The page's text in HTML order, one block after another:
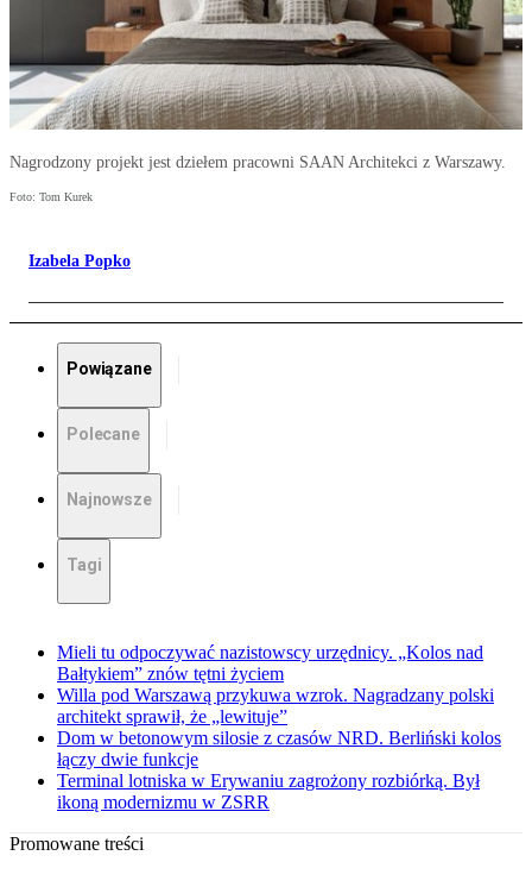
Nagrodzony projekt jest dziełem pracowni SAAN Architekci z Warszawy.
Foto: Tom Kurek
Izabela Popko
Powiązane
Polecane
Najnowsze
Tagi
Mieli tu odpoczywać nazistowscy urzędnicy. „Kolos nad
Bałtykiem” znów tętni życiem
Willa pod Warszawą przykuwa wzrok. Nagradzany polski
architekt sprawił, że „lewituje”
Dom w betonowym silosie z czasów NRD. Berliński kolos
łączy dwie funkcje
Terminal lotniska w Erywaniu zagrożony rozbiórką. Był
ikoną modernizmu w ZSRR
Promowane treści